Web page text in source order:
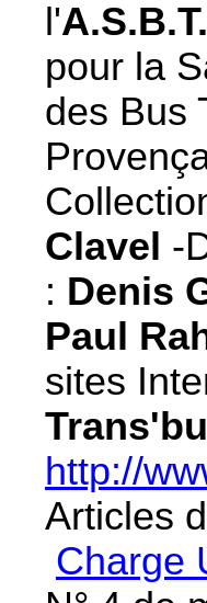
l'
pour la
des Bus
Clavel -
: Denis
Paul
sites
http://
Articles
Charge